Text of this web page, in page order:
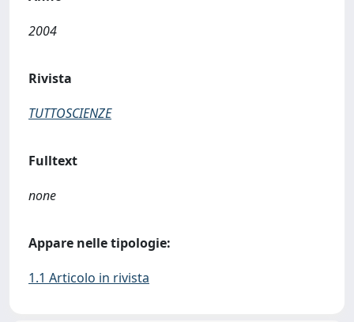
2004
Rivista
TUTTOSCIENZE
Fulltext
none
Appare nelle tipologie:
1.1 Articolo in rivista